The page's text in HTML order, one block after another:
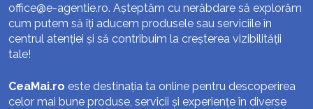
office@e-agentie.ro. Așteptăm cu nerăbdare să explorăm
cum putem să îți aducem produsele sau serviciile în
centrul atenției și să contribuim la creșterea vizibilității
tale!
CeaMai.ro este destinația ta online pentru descoperirea
celor mai bune produse, servicii și experiențe în diverse